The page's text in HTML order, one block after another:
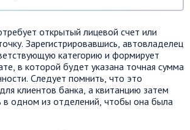
открытый лицевой счет или
Зарегистрировавшись, автовладелец
категорию и формирует
в которой будет указана точная сумма
Следует помнить, что это
клиентов банка, а квитанцию затем
в одном из отделений, чтобы она была